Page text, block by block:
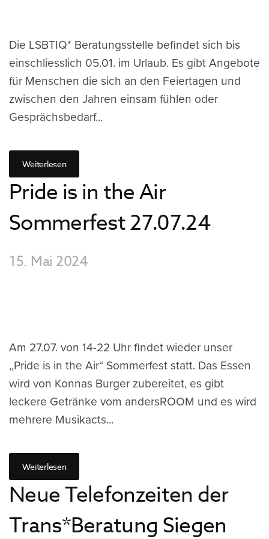
Die LSBTIQ* Beratungsstelle befindet sich bis
einschliesslich 05.01. im Urlaub. Es gibt Angebote
für Menschen die sich an den Feiertagen und
zwischen den Jahren einsam fühlen oder
Gesprächsbedarf...
Weiterlesen
Pride is in the Air
Sommerfest 27.07.24
15. Mai 2024
Am 27.07. von 14-22 Uhr findet wieder unser
,,Pride is in the Air“ Sommerfest statt. Das Essen
wird von Konnas Burger zubereitet, es gibt
leckere Getränke vom andersROOM und es wird
mehrere Musikacts...
Weiterlesen
Neue Telefonzeiten der
Trans*Beratung Siegen